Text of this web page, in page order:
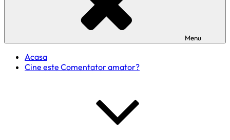
Menu
Acasa
Cine este Comentator amator?